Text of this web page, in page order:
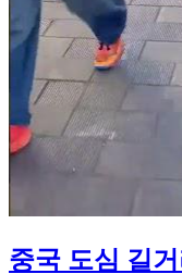
중국 도심 길